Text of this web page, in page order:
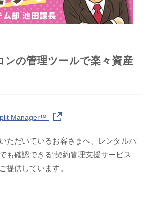
ンの管理ツールで楽々資産
Manager™
ただいているお客さまへ、レンタルパ
も確認できる“契約管理支援サービス
提供しています。